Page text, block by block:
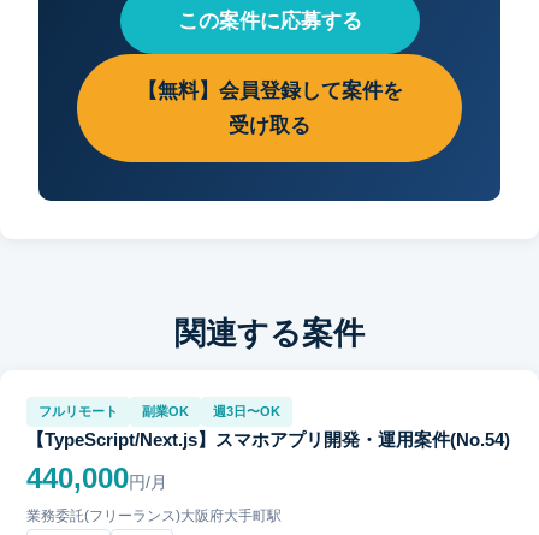
この案件に応募する
【無料】会員登録して案件を
受け取る
関連する案件
フルリモート 副業OK 週3日〜OK
【TypeScript/Next.js】スマホアプリ開発・運用案件(No.54)
440,000円/月
業務委託(フリーランス)大阪府大手町駅